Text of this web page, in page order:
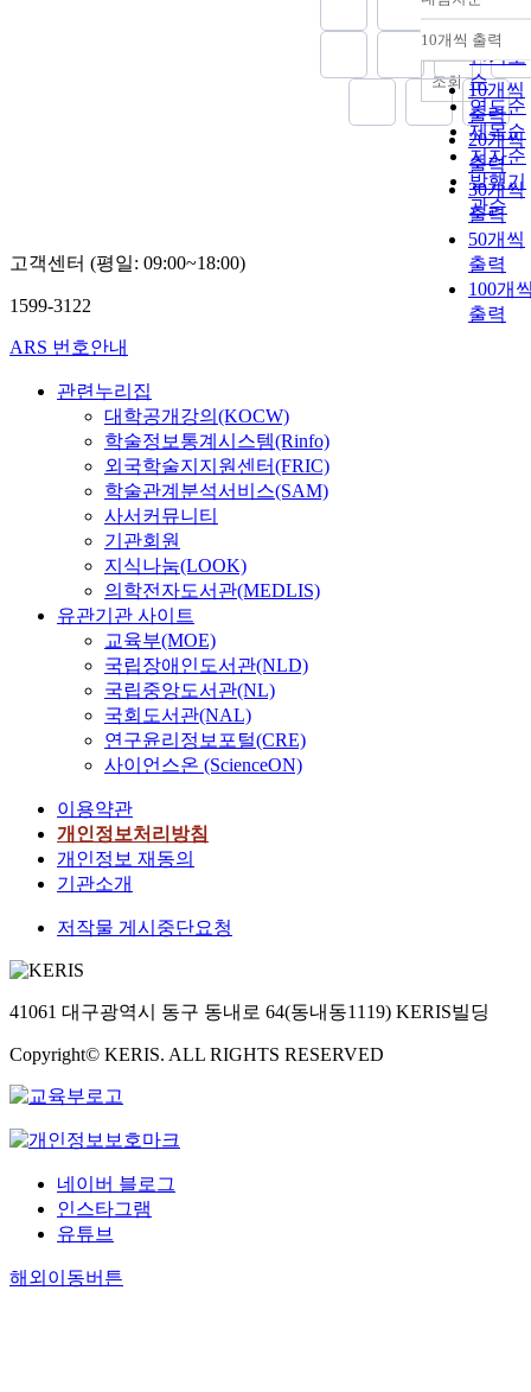
정확도
순
인기도
순
연도순
제목순
저자순
발행기
관순
내림차
10개씩 출력
10개씩
출력
20개씩
출력
30개씩
출력
50개씩
출력
100개
출력
조회
고객센터 (평일: 09:00~18:00)
1599-3122
ARS 번호안내
관련누리집
대학공개강의(KOCW)
학술정보통계시스템(Rinfo)
외국학술지지원센터(FRIC)
학술관계분석서비스(SAM)
사서커뮤니티
기관회원
지식나눔(LOOK)
의학전자도서관(MEDLIS)
유관기관 사이트
교육부(MOE)
국립장애인도서관(NLD)
국립중앙도서관(NL)
국회도서관(NAL)
연구윤리정보포털(CRE)
사이언스온 (ScienceON)
이용약관
개인정보처리방침
개인정보 재동의
기관소개
저작물 게시중단요청
41061 대구광역시 동구 동내로 64(동내동1119) KERIS빌딩
Copyright© KERIS. ALL RIGHTS RESERVED
네이버 블로그
인스타그램
유튜브
해외이동버튼